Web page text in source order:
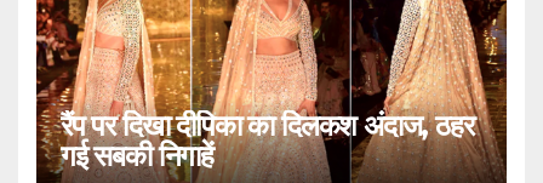
रैंप पर दिखा दीपिका का दिलकश अंदाज, ठहर
गई सबकी निगाहें